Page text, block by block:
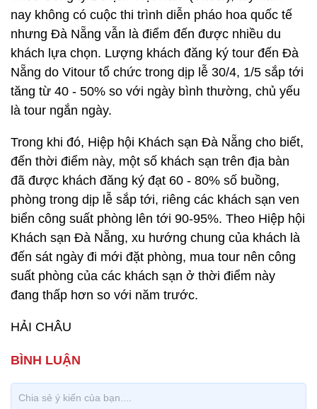
nay không có cuộc thi trình diễn pháo hoa quốc tế
nhưng Đà Nẵng vẫn là điểm đến được nhiều du
khách lựa chọn. Lượng khách đăng ký tour đến Đà
Nẵng do Vitour tổ chức trong dịp lễ 30/4, 1/5 sắp tới
tăng từ 40 - 50% so với ngày bình thường, chủ yếu
là tour ngắn ngày.
Trong khi đó, Hiệp hội Khách sạn Đà Nẵng cho biết,
đến thời điểm này, một số khách sạn trên địa bàn
đã được khách đăng ký đạt 60 - 80% số buồng,
phòng trong dịp lễ sắp tới, riêng các khách sạn ven
biển công suất phòng lên tới 90-95%. Theo Hiệp hội
Khách sạn Đà Nẵng, xu hướng chung của khách là
đến sát ngày đi mới đặt phòng, mua tour nên công
suất phòng của các khách sạn ở thời điểm này
đang thấp hơn so với năm trước.
HẢI CHÂU